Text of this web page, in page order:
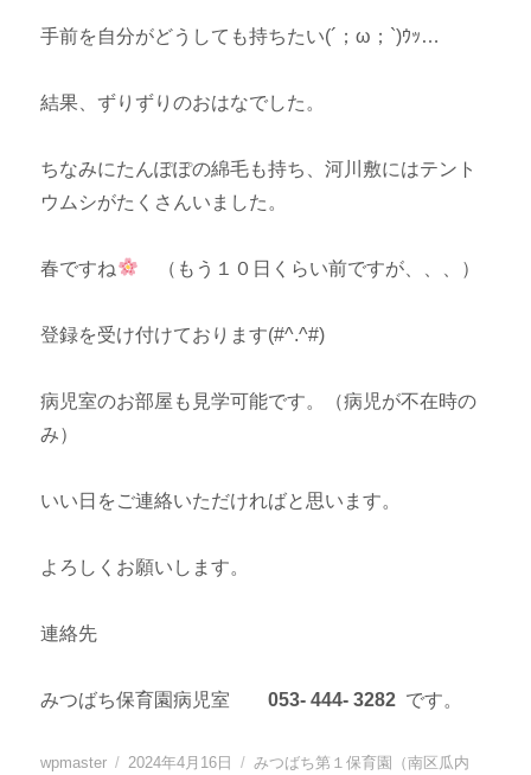
手前を自分がどうしても持ちたい(´；ω；`)ｳｯ…
結果、ずりずりのおはなでした。
ちなみにたんぽぽの綿毛も持ち、河川敷にはテント
ウムシがたくさんいました。
春ですね （もう１０日くらい前ですが、、、）
登録を受け付けております(#^.^#)
病児室のお部屋も見学可能です。（病児が不在時の
み）
いい日をご連絡いただければと思います。
よろしくお願いします。
連絡先
みつばち保育園病児室053- 444- 3282 です。
投
wpmaster
投
2024年4月16日
カ
みつばち第１保育園（南区瓜内